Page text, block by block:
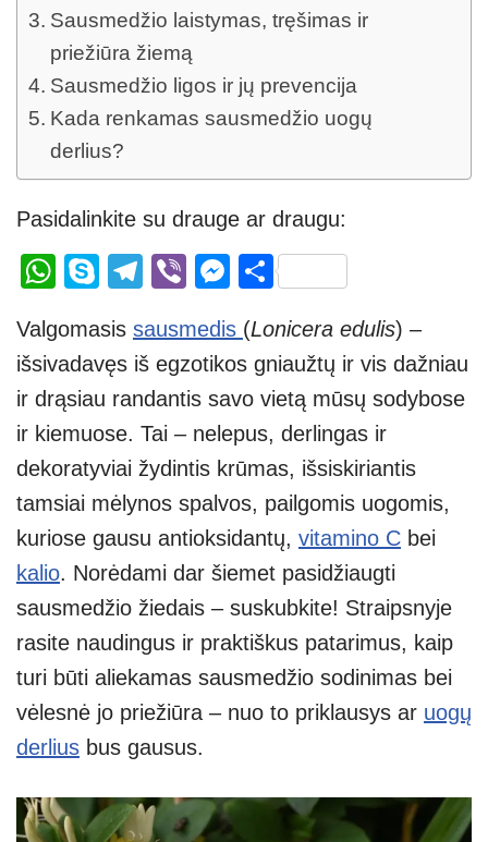
Sausmedžio laistymas, tręšimas ir
priežiūra žiemą
Sausmedžio ligos ir jų prevencija
Kada renkamas sausmedžio uogų
derlius?
Pasidalinkite su drauge ar draugu:
W
at
s
A
p
p
S
p
e
T
e
gr
a
m
Vi
er
M
ss
e
n
g
er
S
ar
e
Valgomasis sausmedis (Lonicera edulis) –
išsivadavęs iš egzotikos gniaužtų ir vis dažniau
ir drąsiau randantis savo vietą mūsų sodybose
ir kiemuose. Tai – nelepus, derlingas ir
dekoratyviai žydintis krūmas, išsiskiriantis
tamsiai mėlynos spalvos, pailgomis uogomis,
kuriose gausu antioksidantų, vitamino C bei
kalio. Norėdami dar šiemet pasidžiaugti
sausmedžio žiedais – suskubkite! Straipsnyje
rasite naudingus ir praktiškus patarimus, kaip
turi būti aliekamas sausmedžio sodinimas bei
vėlesnė jo priežiūra – nuo to priklausys ar uogų
derlius bus gausus.